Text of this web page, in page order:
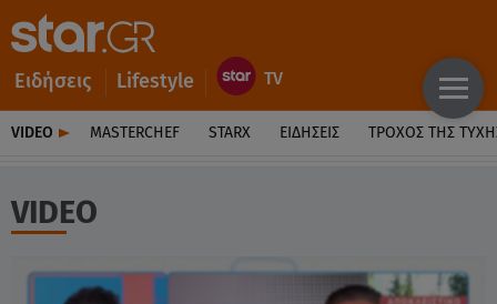
Ειδήσεις Lifestyle
VIDEO MASTERCHEF STARX ΕΙΔΉΣΕΙΣ ΤΡΟΧΌΣ ΤΗΣ
VIDEO